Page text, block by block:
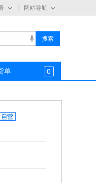
网站导航
单 0